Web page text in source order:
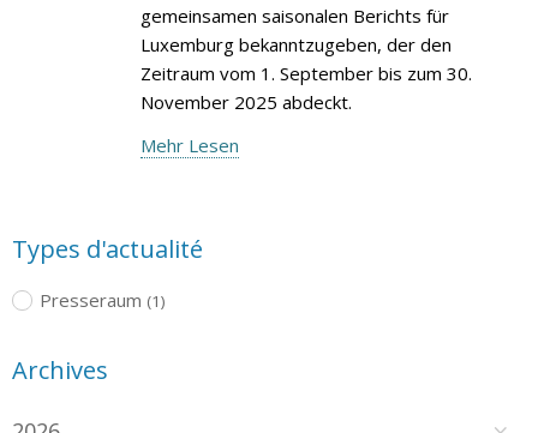
gemeinsamen saisonalen Berichts für
Luxemburg bekanntzugeben, der den
Zeitraum vom 1. September bis zum 30.
November 2025 abdeckt.
Mehr Lesen
Types d'actualité
Presseraum (1)
Archives